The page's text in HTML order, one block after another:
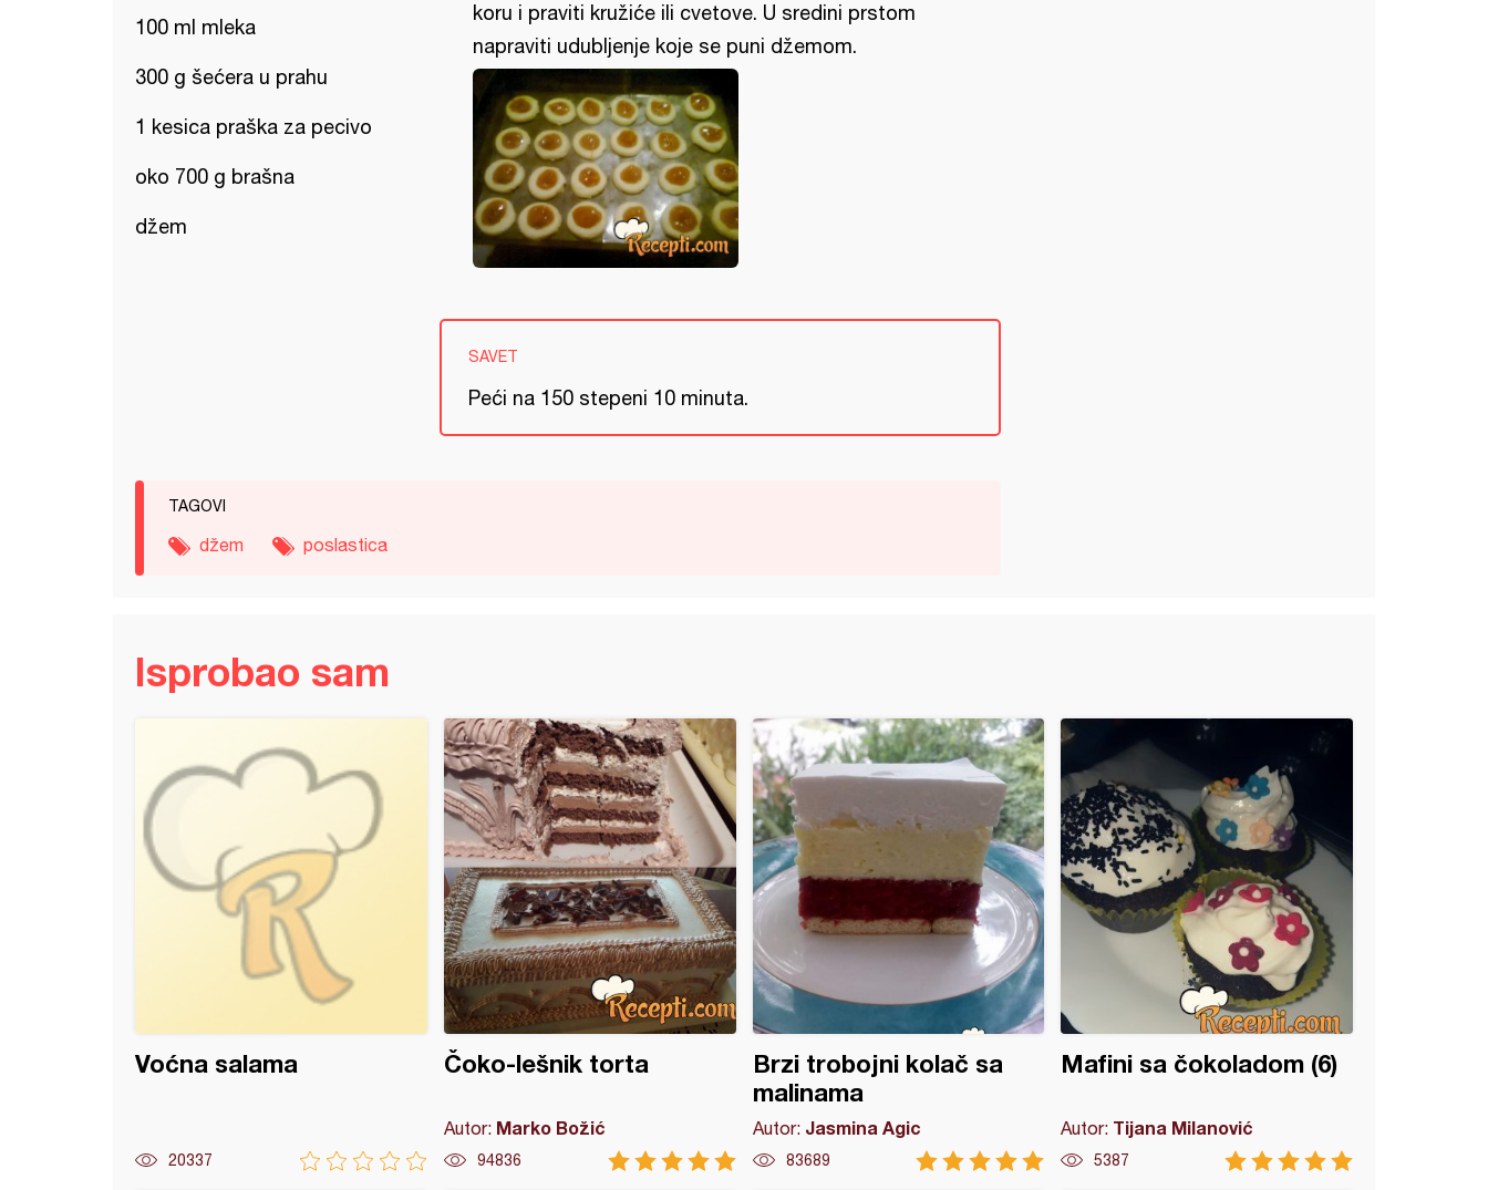
100 ml mleka
300 g šećera u prahu
1 kesica praška za pecivo
oko 700 g brašna
džem
koru i praviti kružiće ili cvetove. U sredini prstom
napraviti udubljenje koje se puni džemom.
SAVET
Peći na 150 stepeni 10 minuta.
TAGOVI
džem poslastica
Isprobao sam
Voćna salama
20337
Čoko-lešnik torta
Autor: Marko Božić
94836
Brzi trobojni kolač sa
malinama
Autor: Jasmina Agic
83689
Mafini sa čokoladom (6)
Autor: Tijana Milanović
5387